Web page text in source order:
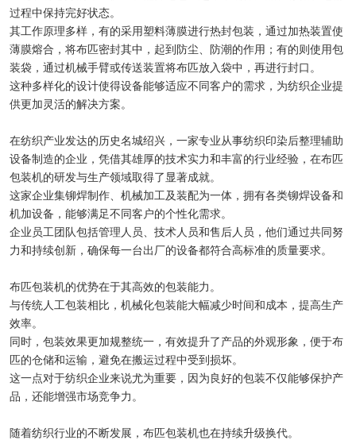
过程中保持完好状态。
其工作原理多样，有的采用塑料薄膜进行热封包装，通过加热装置使
薄膜熔合，将布匹密封其中，起到防尘、防潮的作用；有的则使用包
装袋，通过机械手臂或传送装置将布匹放入袋中，再进行封口。
这种多样化的设计使得设备能够适应不同客户的需求，为纺织企业提
供更加灵活的解决方案。
在纺织产业发达的历史名城绍兴，一家专业从事纺织印染后整理辅助
设备制造的企业，凭借其雄厚的技术实力和丰富的行业经验，在布匹
包装机的研发与生产领域取得了显著成就。
这家企业集铆焊制作、机械加工及装配为一体，拥有各类铆焊设备和
机加设备，能够满足不同客户的个性化需求。
企业员工团队包括管理人员、技术人员和售后人员，他们通过共同努
力和持续创新，确保每一台出厂的设备都符合高标准的质量要求。
布匹包装机的优势在于其高效的包装能力。
与传统人工包装相比，机械化包装能大幅减少时间和成本，提高生产
效率。
同时，包装效果更加规整统一，有效提升了产品的外观形象，便于布
匹的仓储和运输，避免在搬运过程中受到损坏。
这一点对于纺织企业来说尤为重要，因为良好的包装不仅能够保护产
品，还能增强市场竞争力。
随着纺织行业的不断发展，布匹包装机也在持续升级换代。